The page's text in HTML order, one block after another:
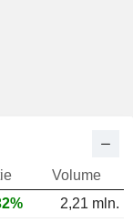
Volume
2,21 mln.